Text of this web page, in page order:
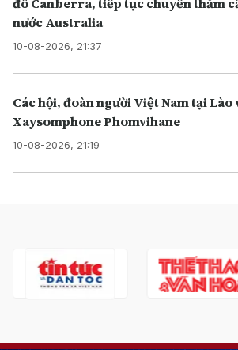
đô Canberra, tiếp tục chuyến thăm
nước Australia
10-08-2026, 21:37
Các hội, đoàn người Việt Nam tại
Xaysomphone Phomvihane
10-08-2026, 21:19